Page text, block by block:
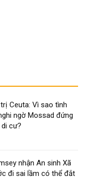
Ceuta: Vì sao tình
ngờ Mossad đứng
cư?
nhận An sinh Xã
đi sai lầm có thể đắt